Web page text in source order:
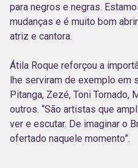
para negros e negras.
mudanças e é muito bom
atriz e cantora.
Átila Roque reforçou a
lhe serviram de exemplo em
Pitanga, Zezé, Toni Tornado,
outros. “São artistas que
ver e escutar. De imaginar o
ofertado naquele momento”.